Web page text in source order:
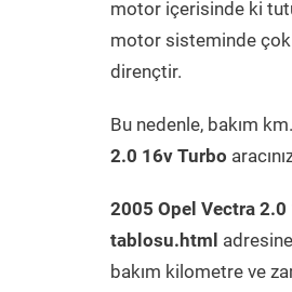
motor içerisinde ki
motor sisteminde çok
dirençtir.
Bu nedenle, bakım
2.0 16v Turbo
2005 Opel Vectra 2.0
tablosu.html
bakım kilometre ve